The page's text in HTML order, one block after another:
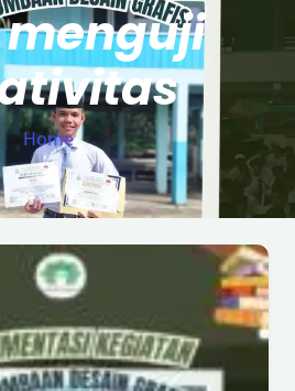
menguji
Home